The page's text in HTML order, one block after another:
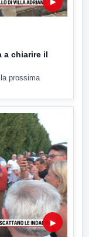
a chiarire il
prossima
▶